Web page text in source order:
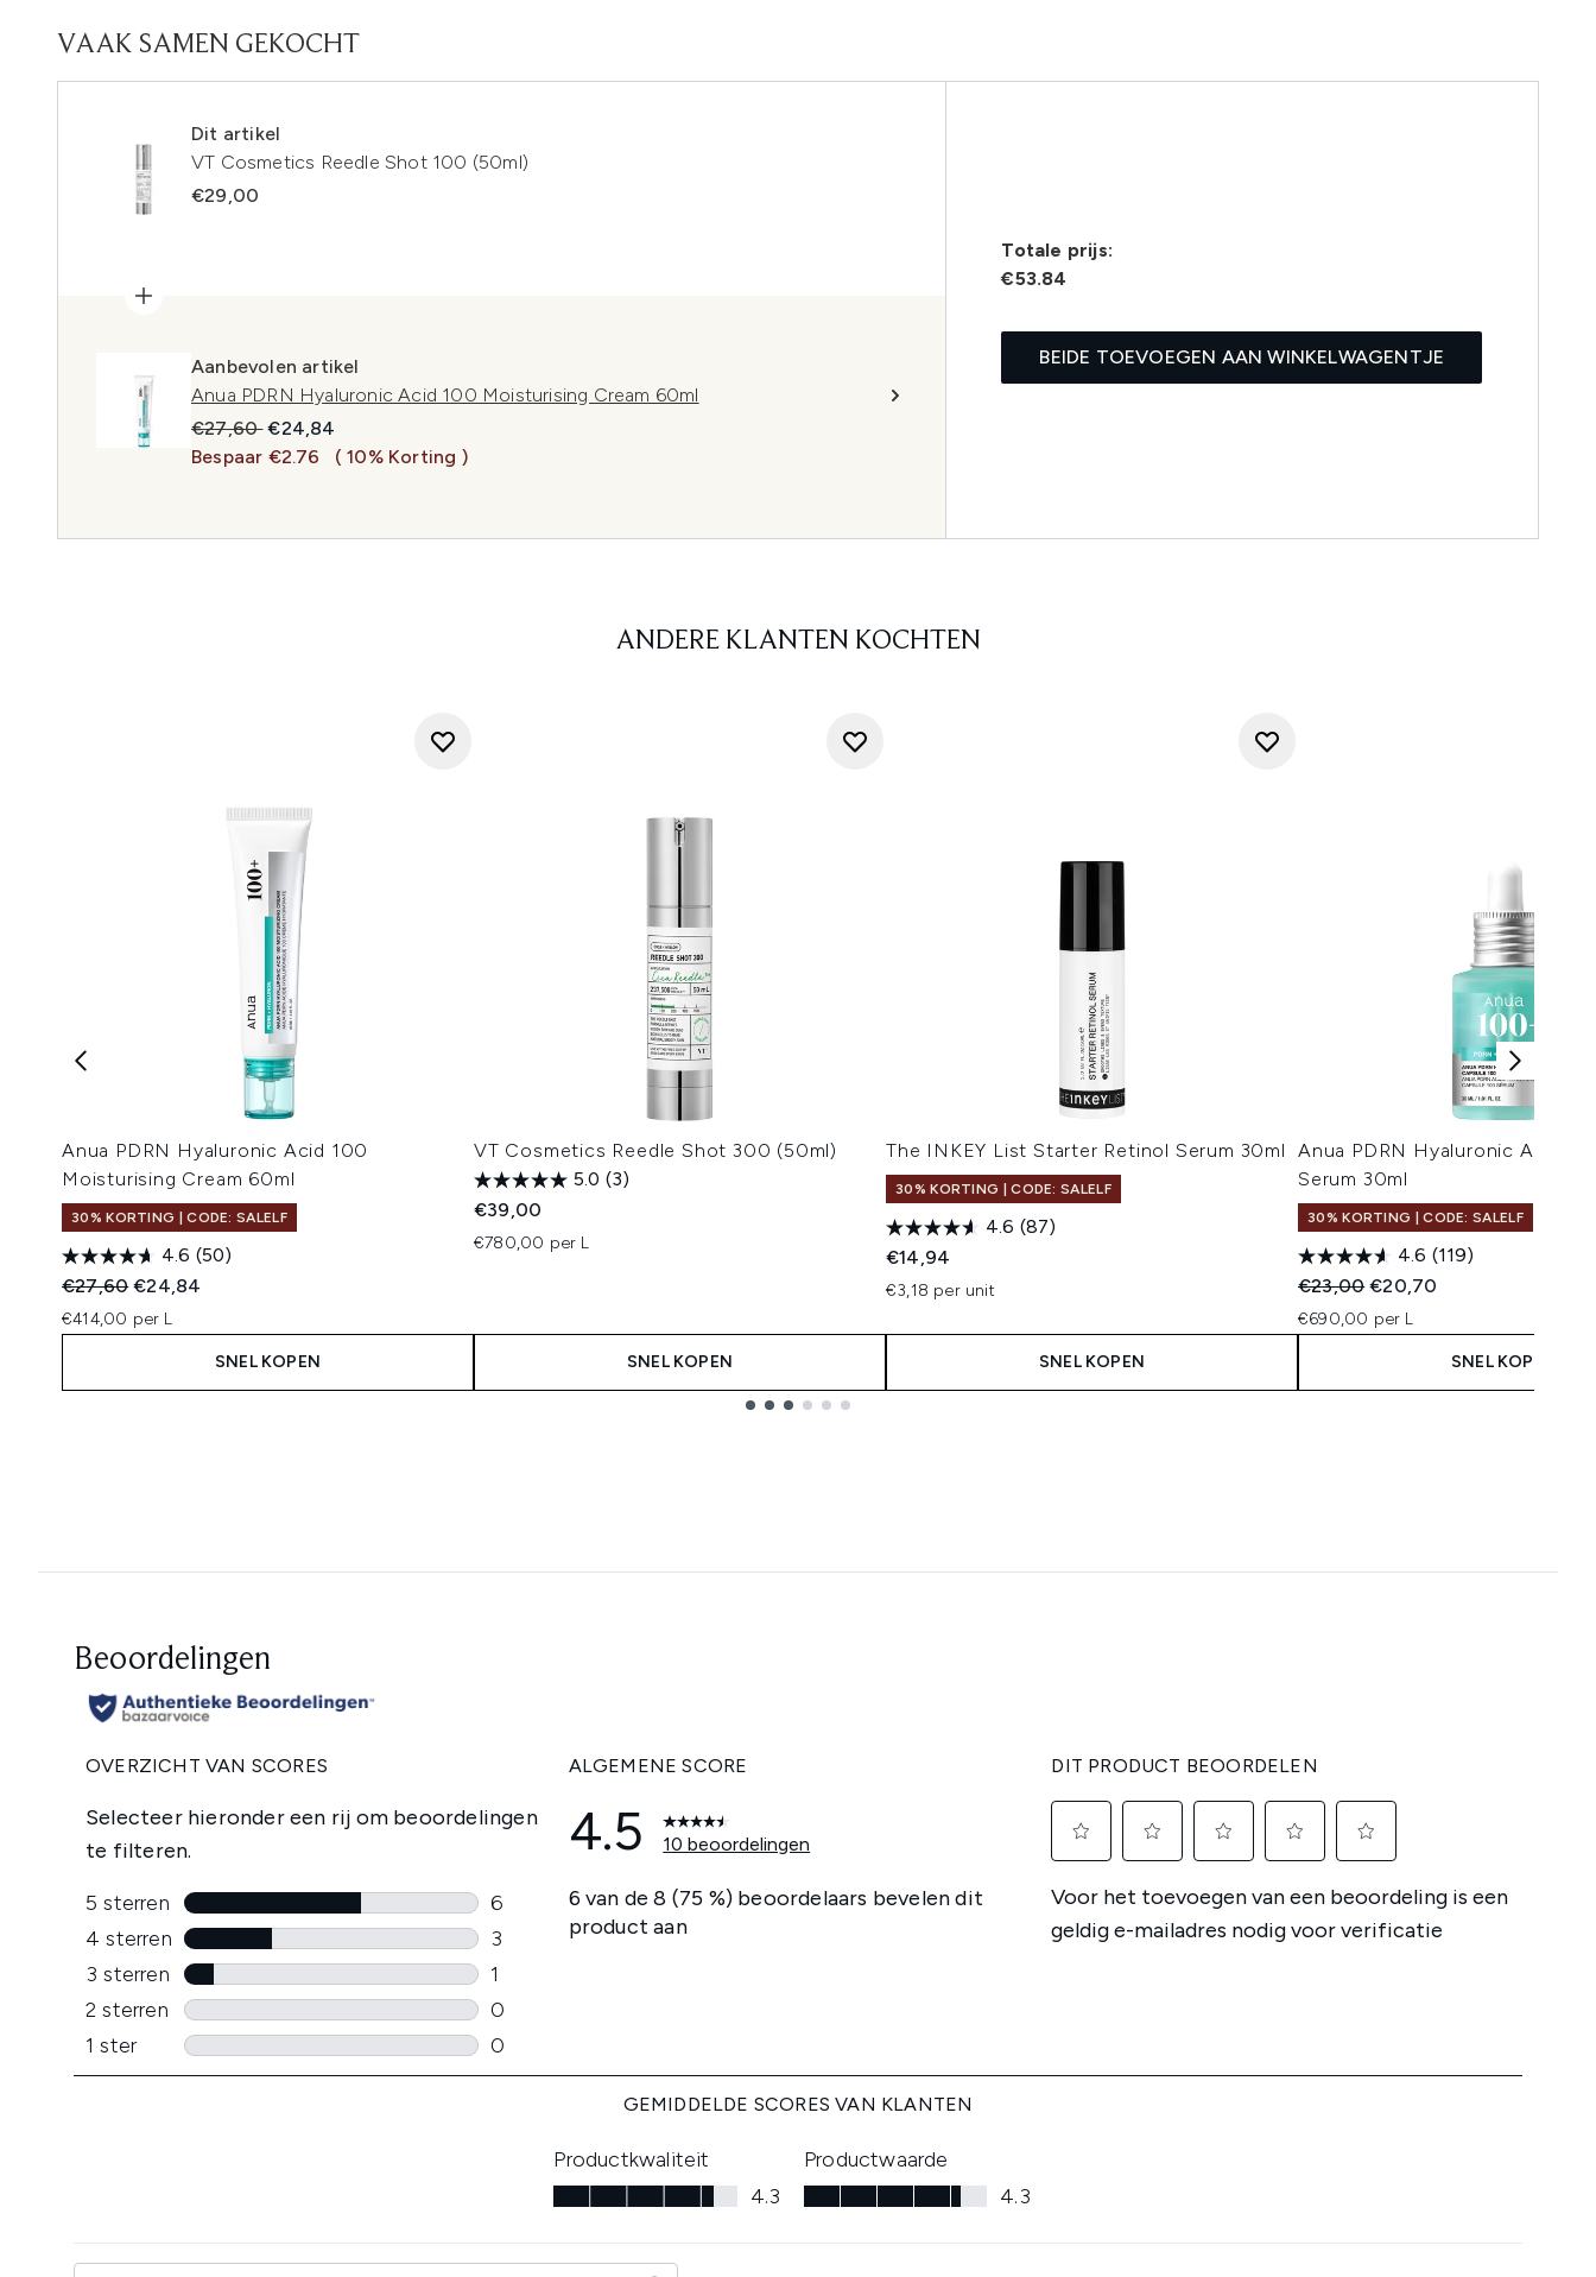
VAAK SAMEN GEKOCHT
Dit artikel
VT Cosmetics Reedle Shot 100 (50ml)
€29,00
Aanbevolen artikel
Anua PDRN Hyaluronic Acid 100 Moisturising Cream 60ml
Recommended Retail Price:
€27,60Huidige prijs:
€24,84
Bespaar €2.76
( 10% Korting )
Totale prijs:
€53.84
BEIDE TOEVOEGEN AAN WINKELWAGENTJE
ANDERE KLANTEN KOCHTEN
Anua PDRN Hyaluronic Acid 100
Moisturising Cream 60ml
30% KORTING | CODE: SALELF
4.6 (50)
Recommended Retail Price:
€27,60Huidige prijs:
€24,84
€414,00 per L
SNEL KOPEN
VT Cosmetics Reedle Shot 300 (50ml)
5.0 (3)
€39,00
€780,00 per L
SNEL KOPEN
The INKEY List Starter Retinol Serum 30ml
30% KORTING | CODE: SALELF
4.6 (87)
€14,94
€3,18 per unit
SNEL KOPEN
Anua PDRN Hyaluronic Acid
Serum 30ml
30% KORTING | CODE: SALELF
4.6 (119)
Recommended Retail Price:
€23,00Huidige prijs:
€20,70
€690,00 per L
SNEL KOPEN